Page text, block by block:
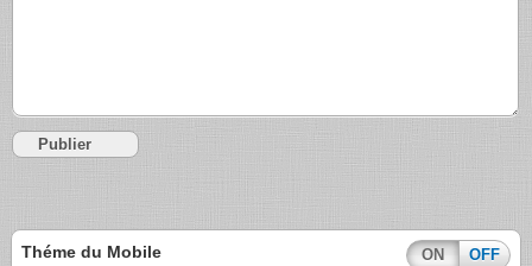
Théme du Mobile ON OFF